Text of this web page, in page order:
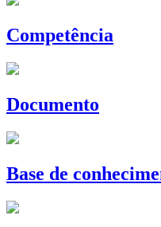
Competência
Documento
Base de